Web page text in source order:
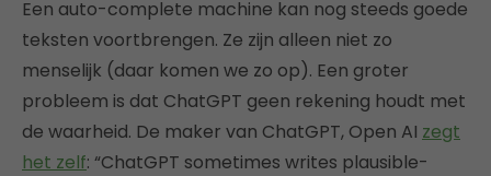
Een auto-complete machine kan nog steeds goede
teksten voortbrengen. Ze zijn alleen niet zo
menselijk (daar komen we zo op). Een groter
probleem is dat ChatGPT geen rekening houdt met
de waarheid. De maker van ChatGPT, Open AI zegt
het zelf: “ChatGPT sometimes writes plausible-